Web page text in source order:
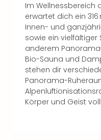
Im Wellnessbereich
erwartet dich ein
Innen- und
sowie ein
anderem
Bio-Sauna und
stehen dir
Panorama-
Körper und Geist